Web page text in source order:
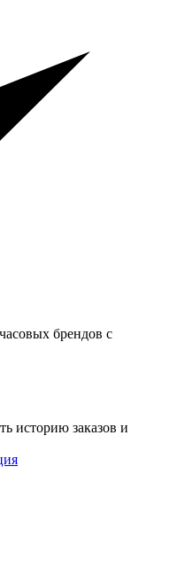
брендов с
историю заказов и